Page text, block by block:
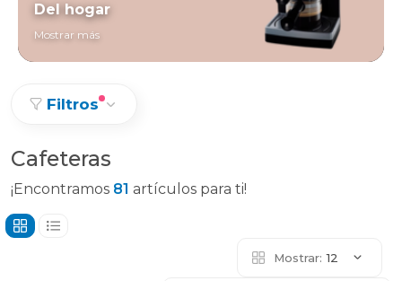
Del hogar
Mostrar más
Filtros
Cafeteras
¡Encontramos 81 artículos para ti!
Mostrar: 12